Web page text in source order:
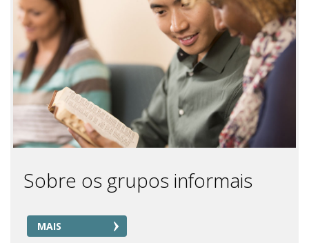
Sobre os grupos informais
MAIS